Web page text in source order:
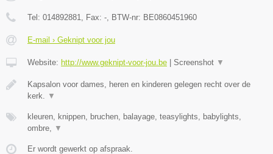
Tel: 014892881 , Fax: - , BTW-nr: BE0860451960
E-mail › Geknipt voor jou
Website: http://www.geknipt-voor-jou.be | Screenshot ▼
Kapsalon voor dames, heren en kinderen gelegen recht over de
kerk.
▼
kleuren, knippen, bruchen, balayage, teasylights, babylights,
ombre,
▼
Er wordt gewerkt op afspraak.